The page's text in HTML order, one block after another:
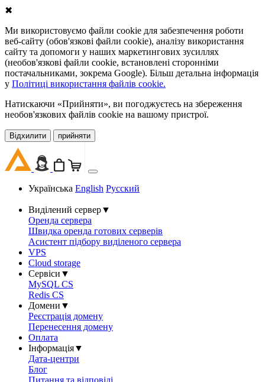
✖
Ми використовуємо файли cookie для забезпечення роботи
веб-сайту (обов'язкові файли cookie), аналізу використання
сайту та допомоги у наших маркетингових зусиллях
(необов'язкові файли cookie, встановлені сторонніми
постачальниками, зокрема Google). Більш детальна інформація
у Політиці використання файлів cookie.
Натискаючи «Прийняти», ви погоджуєтесь на збереження
необов'язкових файлів cookie на вашому пристрої.
Відхилити прийняти
Українська English Русский
Виділений сервер▼
Оренда сервера
Швидка оренда готових серверів
Асистент підбору виділеного сервера
VPS
Cloud storage
Сервіси ▼
MySQL CS
Redis CS
Домени ▼
Реєстрація домену
Перенесення домену
Оплата
Інформація▼
Дата-центри
Блог
Питання та відповіді